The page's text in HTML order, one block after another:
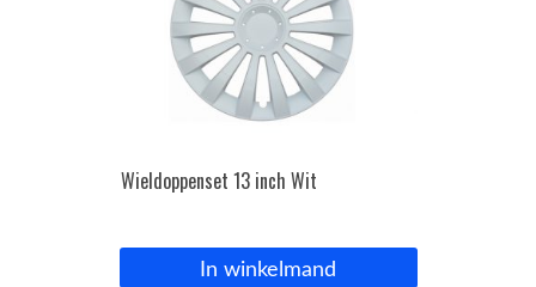
Wieldoppenset 13 inch Wit
In winkelmand